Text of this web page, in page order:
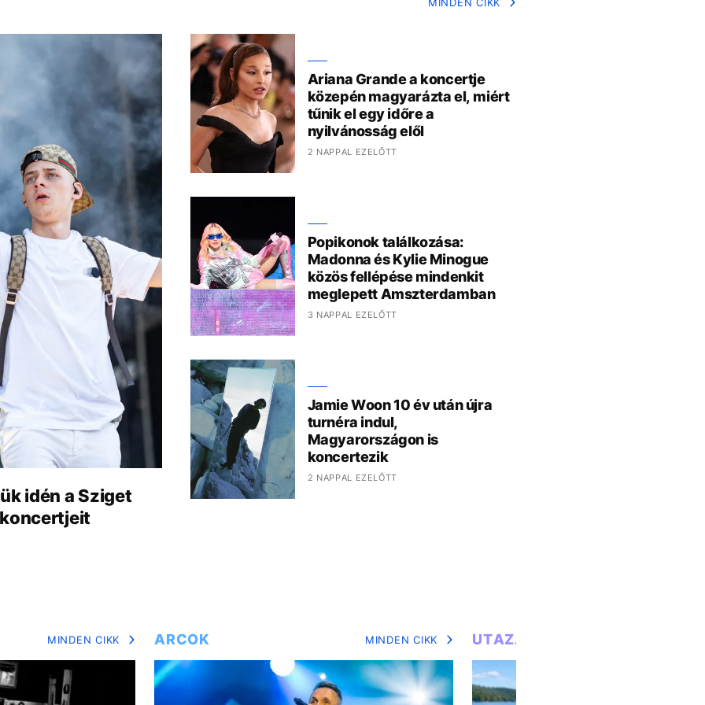
MINDEN CIKK
idén a Sziget
Ariana Grande a koncertje
közepén magyarázta el, miért
tűnik el egy időre a
nyilvánosság elől
2 NAPPAL EZELŐTT
Popikonok találkozása:
Madonna és Kylie Minogue
közös fellépése mindenkit
meglepett Amszterdamban
3 NAPPAL EZELŐTT
Jamie Woon 10 év után újra
turnéra indul,
Magyarországon is
koncertezik
2 NAPPAL EZELŐTT
MINDEN CIKK ARCOK MINDEN CIKK UTAZÁS